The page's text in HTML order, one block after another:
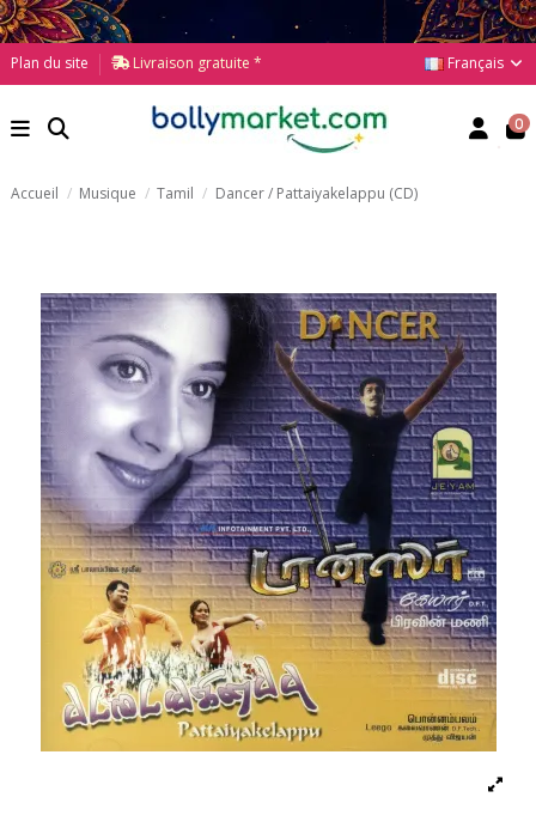
Plan du site Livraison gratuite * Français
0
Accueil Musique Tamil Dancer / Pattaiyakelappu (CD)